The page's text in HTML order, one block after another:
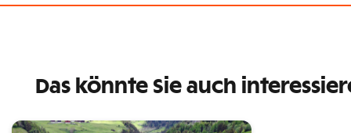
Das könnte Sie auch